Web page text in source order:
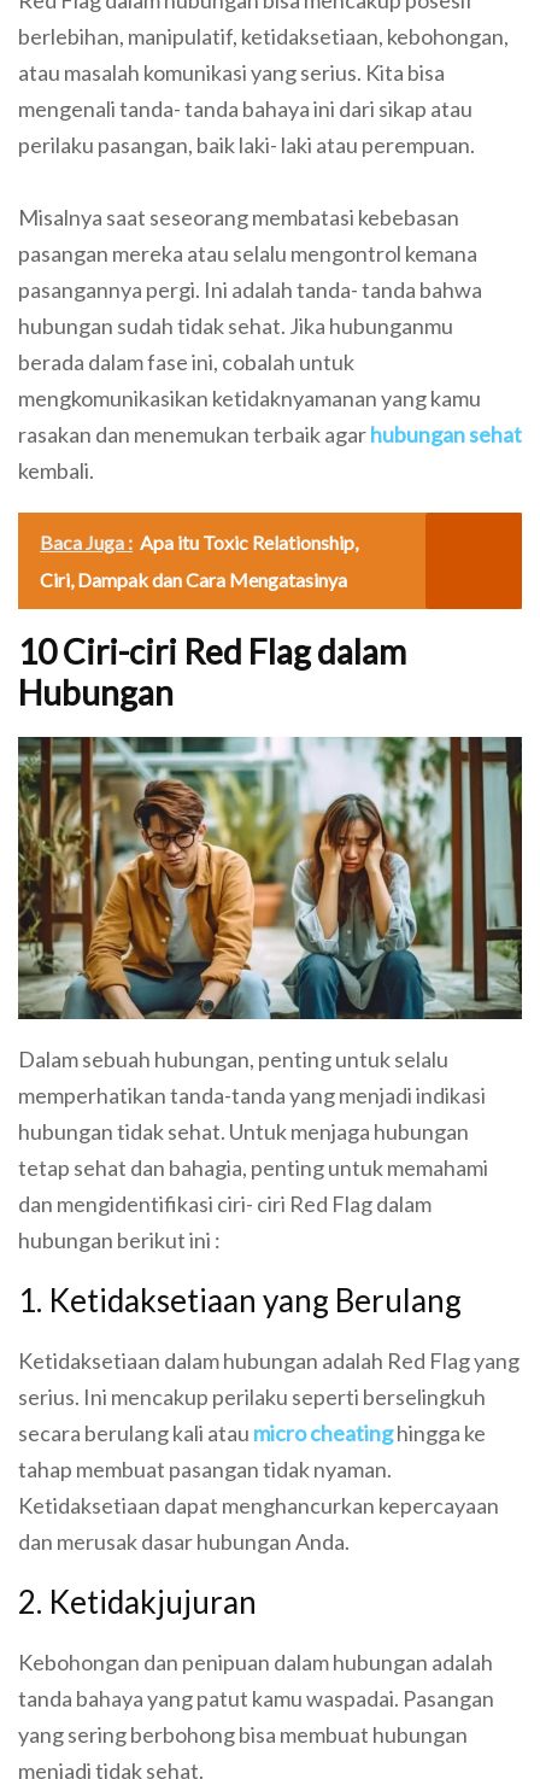
berlebihan, manipulatif, ketidaksetiaan, kebohongan,
atau masalah komunikasi yang serius. Kita bisa
mengenali tanda- tanda bahaya ini dari sikap atau
perilaku pasangan, baik laki- laki atau perempuan.
Misalnya saat seseorang membatasi kebebasan
pasangan mereka atau selalu mengontrol kemana
pasangannya pergi. Ini adalah tanda- tanda bahwa
hubungan sudah tidak sehat. Jika hubunganmu
berada dalam fase ini, cobalah untuk
mengkomunikasikan ketidaknyamanan yang kamu
rasakan dan menemukan terbaik agarhubungan sehat
kembali.
Baca Juga : Apa itu Toxic Relationship,
Ciri, Dampak dan Cara Mengatasinya
10 Ciri-ciri Red Flag dalam
Hubungan
Dalam sebuah hubungan, penting untuk selalu
memperhatikan tanda-tanda yang menjadi indikasi
hubungan tidak sehat. Untuk menjaga hubungan
tetap sehat dan bahagia, penting untuk memahami
dan mengidentifikasi ciri- ciri Red Flag dalam
hubungan berikut ini :
1. Ketidaksetiaan yang Berulang
Ketidaksetiaan dalam hubungan adalah Red Flag yang
serius. Ini mencakup perilaku seperti berselingkuh
secara berulang kali atau micro cheatinghingga ke
tahap membuat pasangan tidak nyaman.
Ketidaksetiaan dapat menghancurkan kepercayaan
dan merusak dasar hubungan Anda.
2. Ketidakjujuran
Kebohongan dan penipuan dalam hubungan adalah
tanda bahaya yang patut kamu waspadai. Pasangan
yang sering berbohong bisa membuat hubungan
menjadi tidak sehat.